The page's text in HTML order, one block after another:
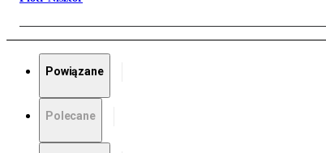
Powiązane
Polecane